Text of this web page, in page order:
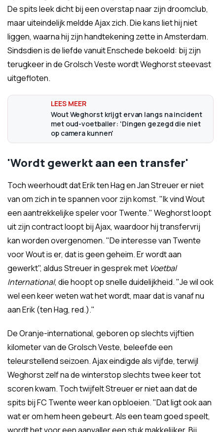
De spits leek dicht bij een overstap naar zijn droomclub,
maar uiteindelijk meldde Ajax zich. Die kans liet hij niet
liggen, waarna hij zijn handtekening zette in Amsterdam.
Sindsdien is de liefde vanuit Enschede bekoeld: bij zijn
terugkeer in de Grolsch Veste wordt Weghorst steevast
uitgefloten.
Wout Weghorst krijgt ervan langs na incident
met oud-voetballer: 'Dingen gezegd die niet
op camera kunnen'
'Wordt gewerkt aan een transfer'
Toch weerhoudt dat Erik ten Hag en Jan Streuer er niet
van om zich in te spannen voor zijn komst. "Ik vind Wout
een aantrekkelijke speler voor Twente." Weghorst loopt
uit zijn contract loopt bij Ajax, waardoor hij transfervrij
kan worden overgenomen. "De interesse van Twente
voor Wout is er, dat is geen geheim. Er wordt aan
gewerkt", aldus Streuer in gesprek met Voetbal
International, die hoopt op snelle duidelijkheid. "Je wil ook
wel een keer weten wat het wordt, maar dat is vanaf nu
aan Erik (ten Hag, red.)."
De Oranje-international, geboren op slechts vijftien
kilometer van de Grolsch Veste, beleefde een
teleurstellend seizoen. Ajax eindigde als vijfde, terwijl
Weghorst zelf na de winterstop slechts twee keer tot
scoren kwam. Toch twijfelt Streuer er niet aan dat de
spits bij FC Twente weer kan opbloeien. "Dat ligt ook aan
wat er om hem heen gebeurt. Als een team goed speelt,